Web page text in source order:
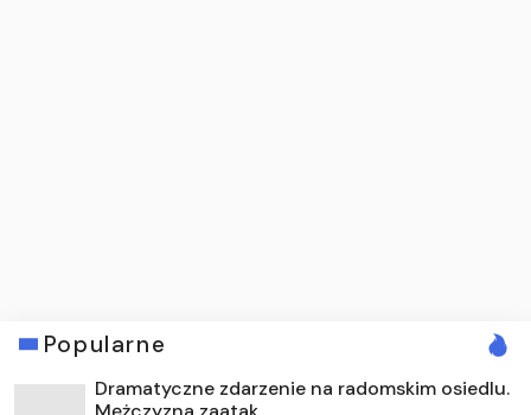
Popularne
Dramatyczne zdarzenie na radomskim osiedlu.